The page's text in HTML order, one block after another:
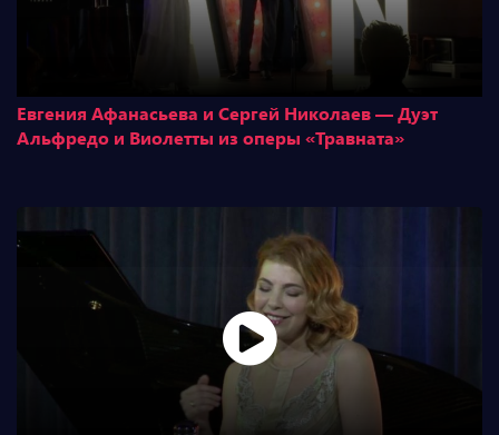
Евгения Афанасьева и Сергей Николаев — Дуэт
Альфредо и Виолетты из оперы «Травната»